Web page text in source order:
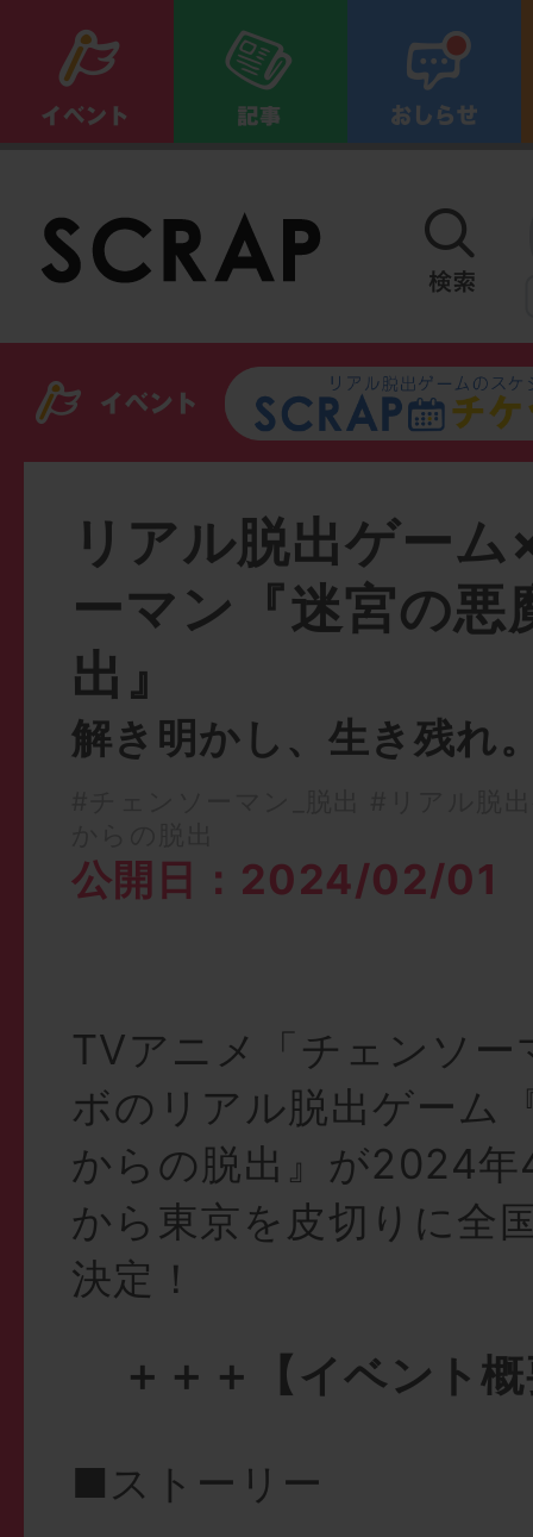
リアル脱出ゲー
ーマン『迷宮の悪
出』
解き明かし、生き残れ
公開日：2024/02/01
TVアニメ「チェンソー
ボのリアル脱出ゲーム
からの脱出』が2024
から東京を皮切りに全
決定！
＋＋＋【イベント
■ストーリー